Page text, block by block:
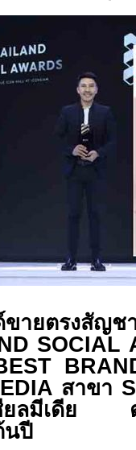
ายตรงสัญช
SOCIAL
สาขา
ยลมีเดีย ต
ปี